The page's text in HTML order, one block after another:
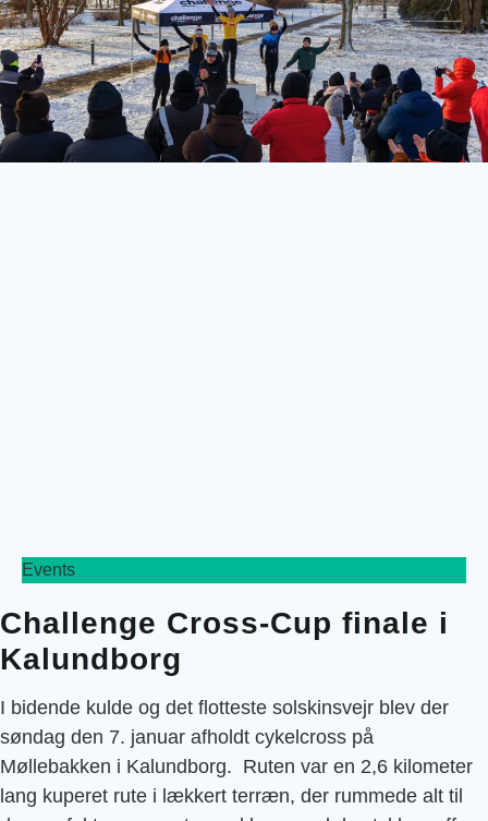
Events
Challenge Cross-Cup finale i
Kalundborg
I bidende kulde og det flotteste solskinsvejr blev der
søndag den 7. januar afholdt cykelcross på
Møllebakken i Kalundborg. Ruten var en 2,6 kilometer
lang kuperet rute i lækkert terræn, der rummede alt til